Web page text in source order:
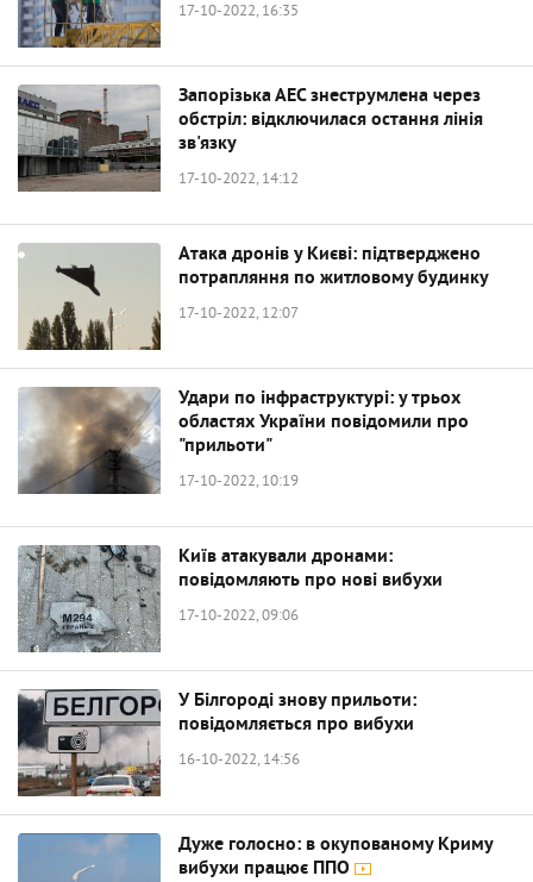
17-10-2022, 16:35
Запорізька АЕС знеструмлена через
обстріл: відключилася остання лінія
зв'язку
17-10-2022, 14:12
Атака дронів у Києві: підтверджено
потрапляння по житловому будинку
17-10-2022, 12:07
Удари по інфраструктурі: у трьох
областях України повідомили про
"прильоти"
17-10-2022, 10:19
Київ атакували дронами:
повідомляють про нові вибухи
17-10-2022, 09:06
У Білгороді знову прильоти:
повідомляється про вибухи
16-10-2022, 14:56
Дуже голосно: в окупованому Криму
вибухи працює ППО